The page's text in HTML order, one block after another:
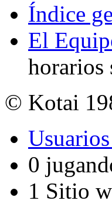
Índice
El
© Kotai
0
1 Sitio